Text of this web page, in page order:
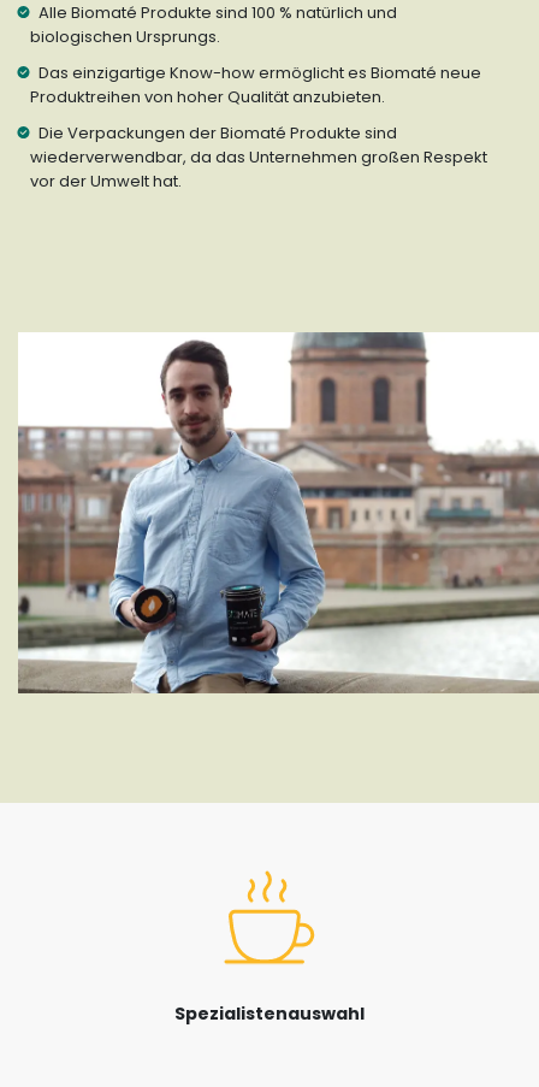
Alle Biomaté Produkte sind 100 % natürlich und
biologischen Ursprungs.
Das einzigartige Know-how ermöglicht es Biomaté neue
Produktreihen von hoher Qualität anzubieten.
Die Verpackungen der Biomaté Produkte sind
wiederverwendbar, da das Unternehmen großen Respekt
vor der Umwelt hat.
Spezialistenauswahl